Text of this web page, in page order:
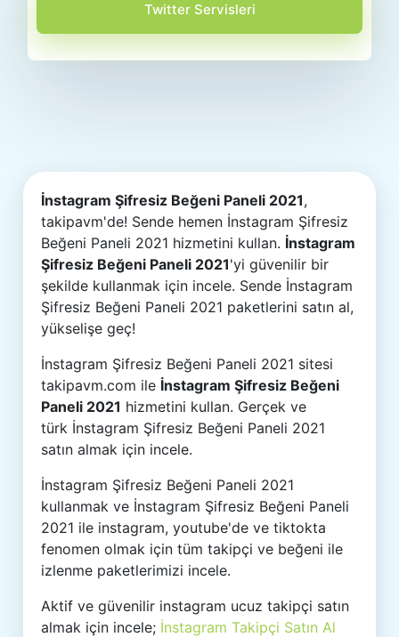
Twitter Servisleri
İnstagram Şifresiz Beğeni Paneli 2021,
takipavm'de! Sende hemen İnstagram Şifresiz
Beğeni Paneli 2021 hizmetini kullan. İnstagram
Şifresiz Beğeni Paneli 2021'yi güvenilir bir
şekilde kullanmak için incele. Sende İnstagram
Şifresiz Beğeni Paneli 2021 paketlerini satın al,
yükselişe geç!
İnstagram Şifresiz Beğeni Paneli 2021 sitesi
takipavm.com ile İnstagram Şifresiz Beğeni
Paneli 2021 hizmetini kullan. Gerçek ve
türk İnstagram Şifresiz Beğeni Paneli 2021
satın almak için incele.
İnstagram Şifresiz Beğeni Paneli 2021
kullanmak ve İnstagram Şifresiz Beğeni Paneli
2021 ile instagram, youtube'de ve tiktokta
fenomen olmak için tüm takipçi ve beğeni ile
izlenme paketlerimizi incele.
Aktif ve güvenilir instagram ucuz takipçi satın
almak için incele; İnstagram Takipçi Satın Al